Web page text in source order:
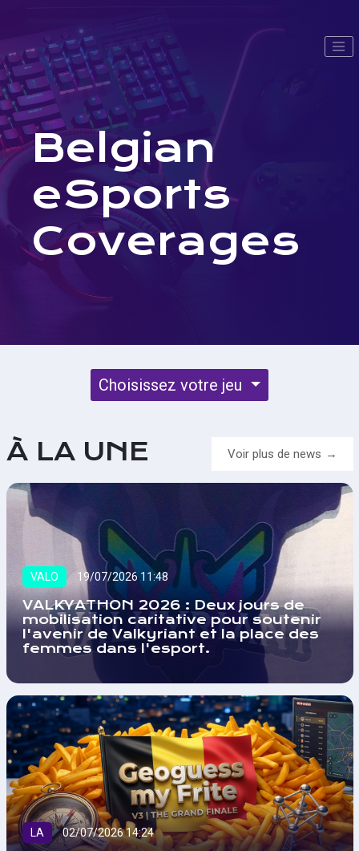
Belgian
eSports
Coverages
Choisissez votre jeu
À LA UNE Voir plus de news
VALO 19/07/2026 11:48
VALKYATHON 2026 : Deux jours de
mobilisation caritative pour soutenir
l'avenir de Valkyriant et la place des
femmes dans l'esport.
LA 02/07/2026 14:24